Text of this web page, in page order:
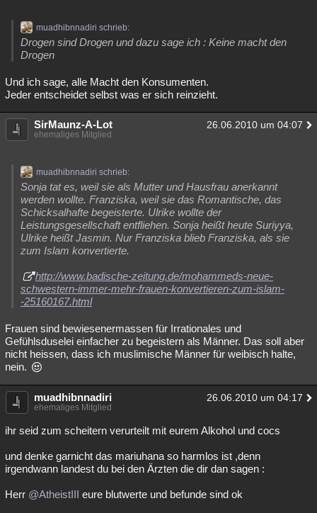
muadhibnnadiri schrieb:
Drogen sind Drogen und dazu sage ich : Keine macht den
Drogen
Und ich sage, alle Macht den Konsumenten.
Jeder entscheidet selbst was er sich reinzieht.
SirMaunz-A-Lot 26.06.2010 um 04:07
ehemaliges Mitglied
muadhibnnadiri schrieb:
Sonja tat es, weil sie als Mutter und Hausfrau anerkannt
werden wollte. Franziska, weil sie das Romantische, das
Schicksalhafte begeisterte. Ulrike wollte der
Leistungsgesellschaft entfliehen. Sonja heißt heute Suriyya,
Ulrike heißt Jasmin. Nur Franziska blieb Franziska, als sie
zum Islam konvertierte.
http://www.badische-zeitung.de/mohammeds-neue-
schwestern-immer-mehr-frauen-konvertieren-zum-islam-
-25160167.html
Frauen sind bewiesenermassen für Irrationales und
Gefühlsduselei einfacher zu begeistern als Männer. Das soll aber
nicht heissen, dass ich muslimische Männer für weibisch halte,
nein.
muadhibnnadiri 26.06.2010 um 04:17
ehemaliges Mitglied
ihr seid zum scheitern verurteilt mit eurem Alkohol und cocs
und denke garnicht das mariuhana so harmlos ist ,denn
irgendwann landest du bei den Ärzten die dir dan sagen :
Herr @AtheistIII eure blutwerte und befunde sind ok